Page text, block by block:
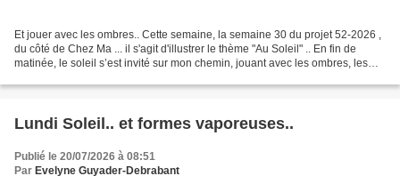
Et jouer avec les ombres.. Cette semaine, la semaine 30 du projet 52-2026 ,
du côté de Chez Ma ... il s'agit d'illustrer le thème "Au Soleil" .. En fin de
matinée, le soleil s’est invité sur mon chemin, jouant avec les ombres, les
Lundi Soleil.. et formes vaporeuses..
Publié le 20/07/2026 à 08:51
Par Evelyne Guyader-Debrabant